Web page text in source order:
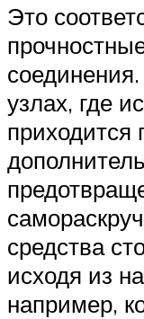
Это
узлах, где
приходится
средства
исходя из
например,